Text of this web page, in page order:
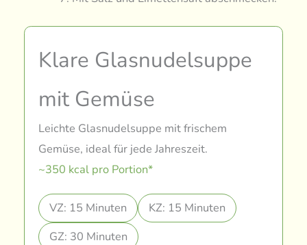
Klare Glasnudelsuppe
mit Gemüse
Leichte Glasnudelsuppe mit frischem
Gemüse, ideal für jede Jahreszeit.
~350 kcal pro Portion*
VZ: 15 Minuten
KZ: 15 Minuten
GZ: 30 Minuten